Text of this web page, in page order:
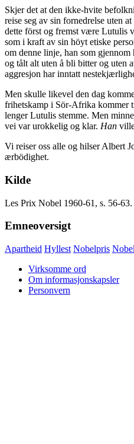
Skjer det at den ikke-hvite
reise seg av sin fornedrelse uten
dette först og fremst være Lutulis
som i kraft av sin höyt etiske
om denne linje, han som gjennom
og tålt alt uten å bli bitter og uten
aggresjon har inntatt
Men skulle likevel den dag
frihetskamp i Sör-Afrika kommer
lenger Lutulis stemme. Men
vei var urokkelig og klar. Han
Vi reiser oss alle og hilser Albert
ærbödighet.
Kilde
Les Prix Nobel 1960-61, s. 56-63.
Emneoversigt
Apartheid Hyllest Nobelpris
Virksomme ord
Om informasjonskapsler
Personvern